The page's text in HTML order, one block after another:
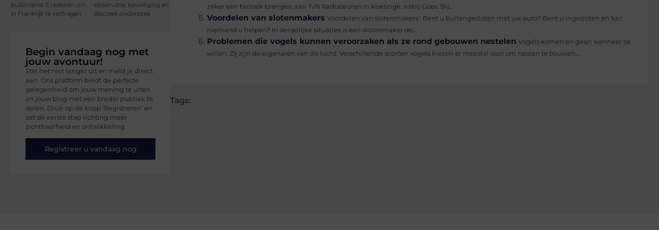
buitenland: 5 redenen om
in Frankrijk te vertragen
observatie, beveiliging en
discreet onderzoek
Begin vandaag nog met
jouw avontuur!
Stel het niet langer uit en meld je direct
aan. Ons platform biedt de perfecte
gelegenheid om jouw mening te uiten
en jouw blog met een breder publiek te
delen. Druk op de knop ‘Registreren’ en
zet de eerste stap richting meer
zichtbaarheid en ontwikkeling.
Registreer u vandaag nog
zeker een bezoek brengen aan TvN Radiateuren in Koetinge, nabij Goes. Bij...
Voordelen van slotenmakers Voordelen van slotenmakers Bent u buitengesloten met uw auto? Bent u ingesloten en kan
niemand u helpen? In dergelijke situaties is een slotenmaker de...
Problemen die vogels kunnen veroorzaken als ze rond gebouwen nestelen Vogels komen en gaan wanneer ze
willen. Zij zijn de eigenaren van de lucht. Verschillende soorten vogels kiezen er meestal voor om nesten te bouwen...
Tags: